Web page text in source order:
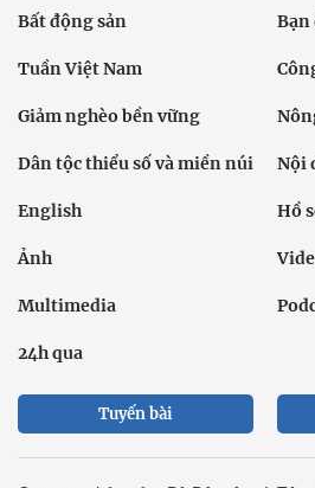
Bất động sản Bạn
Tuần Việt Nam
Giảm nghèo bền vững
Dân tộc thiểu số và miền núi Nội
English Hồ
Ảnh
Multimedia
24h qua
Tuyến bài